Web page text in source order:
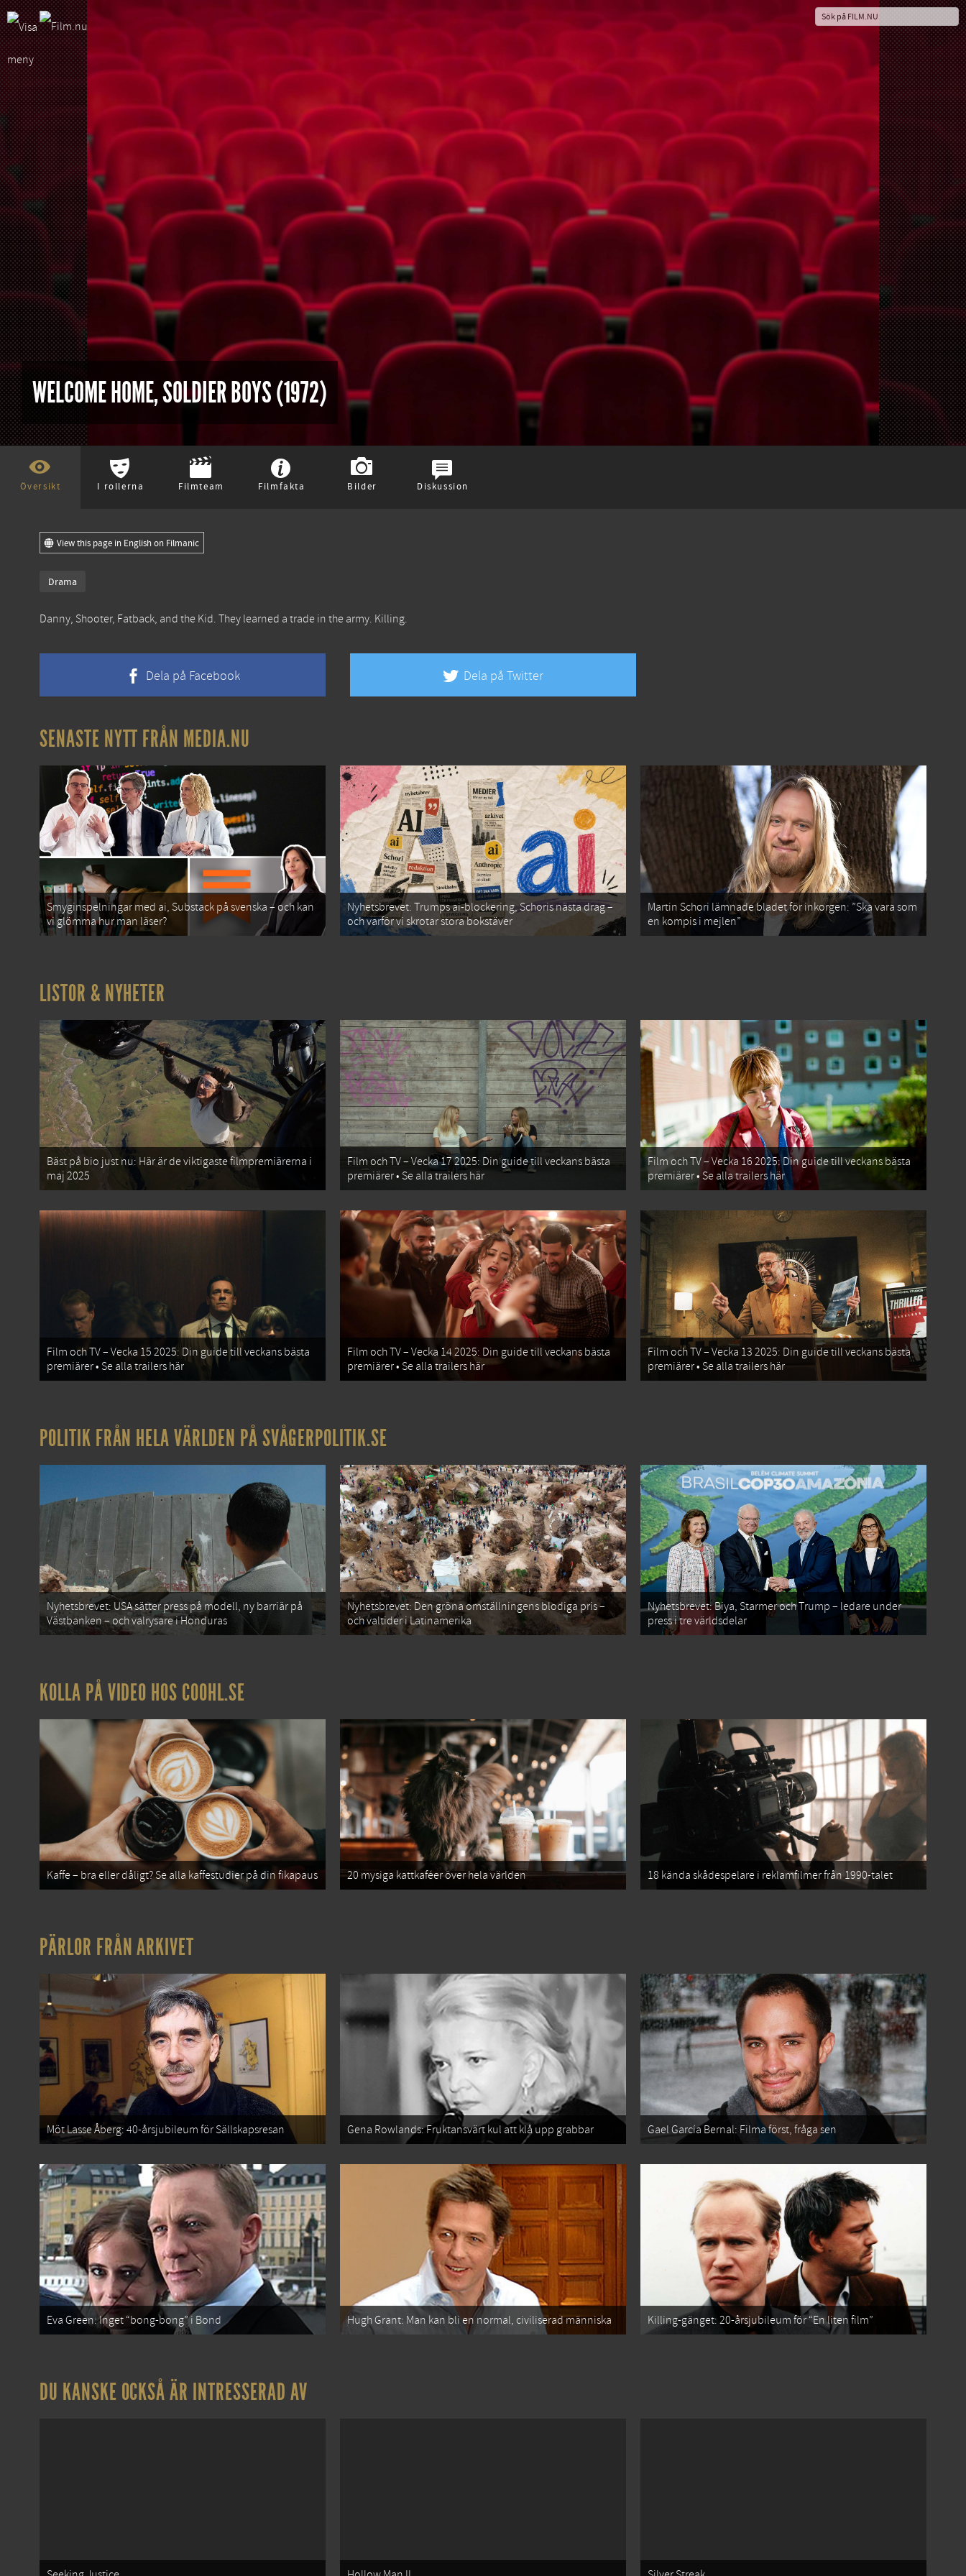
WELCOME HOME, SOLDIER BOYS (1972)
Översikt I rollerna Filmteam Filmfakta Bilder Diskussion
View this page in English on Filmanic
Drama
Danny, Shooter, Fatback, and the Kid. They learned a trade in the army. Killing.
Dela på Facebook Dela på Twitter
SENASTE NYTT FRÅN MEDIA.NU
Smyginspelningar med ai, Substack på svenska – och kan
vi glömma hur man läser?
Nyhetsbrevet: Trumps ai-blockering, Schoris nästa drag –
och varför vi skrotar stora bokstäver
Martin Schori lämnade bladet för inkorgen: ”Ska vara som
en kompis i mejlen”
LISTOR & NYHETER
Bäst på bio just nu: Här är de viktigaste filmpremiärerna i
maj 2025
Film och TV – Vecka 17 2025: Din guide till veckans bästa
premiärer • Se alla trailers här
Film och TV – Vecka 16 2025: Din guide till veckans bästa
premiärer • Se alla trailers här
Film och TV – Vecka 15 2025: Din guide till veckans bästa
premiärer • Se alla trailers här
Film och TV – Vecka 14 2025: Din guide till veckans bästa
premiärer • Se alla trailers här
Film och TV – Vecka 13 2025: Din guide till veckans bästa
premiärer • Se alla trailers här
POLITIK FRÅN HELA VÄRLDEN PÅ SVÅGERPOLITIK.SE
Nyhetsbrevet: USA sätter press på modell, ny barriär på
Västbanken – och valrysare i Honduras
Nyhetsbrevet: Den gröna omställningens blodiga pris –
och valtider i Latinamerika
Nyhetsbrevet: Biya, Starmer och Trump – ledare under
press i tre världsdelar
KOLLA PÅ VIDEO HOS COOHL.SE
Kaffe – bra eller dåligt? Se alla kaffestudier på din fikapaus 20 mysiga kattkaféer över hela världen 18 kända skådespelare i reklamfilmer från 1990-talet
PÄRLOR FRÅN ARKIVET
Möt Lasse Åberg: 40-årsjubileum för Sällskapsresan Gena Rowlands: Fruktansvärt kul att klå upp grabbar Gael García Bernal: Filma först, fråga sen
Eva Green: Inget “bong-bong” i Bond Hugh Grant: Man kan bli en normal, civiliserad människa Killing-gänget: 20-årsjubileum för “En liten film”
DU KANSKE OCKSÅ ÄR INTRESSERAD AV